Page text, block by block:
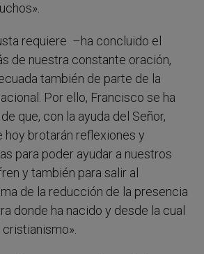
requiere –ha concluido el
de nuestra constante oración,
también de parte de la
Por ello, Francisco se ha
que, con la ayuda del Señor,
hoy brotarán reflexiones y
para poder ayudar a nuestros
y también para salir al
de la reducción de la presencia
donde ha nacido y desde la cual